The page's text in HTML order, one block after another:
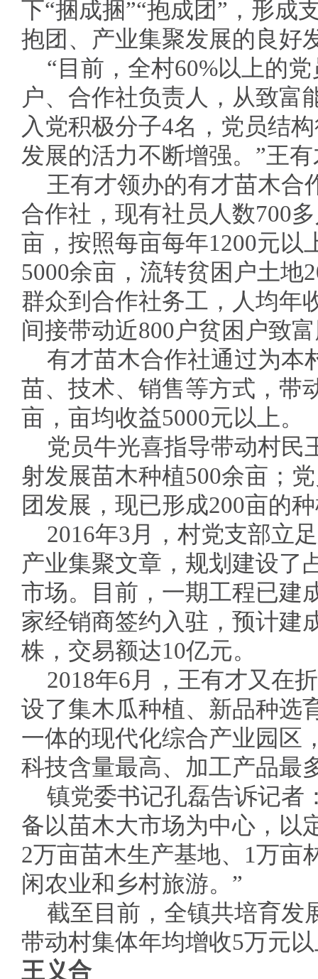
下“捆成捆”“抱成团”，形成
抱团、产业集聚发展的良好
“目前，全村60%以上的
户、合作社负责人，从致富
入党积极分子4名，党员结
发展的活力不断增强。”王
王有才领办的有才苗木合
合作社，现有社员人数700
亩，按照每亩每年1200元以
5000余亩，流转贫困户土地
群众到合作社务工，人均年
间接带动近800户贫困户致
有才苗木合作社通过为本
苗、技术、销售等方式，带
亩，亩均收益5000元以上。
党员牛光喜指导带动村民
射发展苗木种植500余亩；
团发展，现已形成200亩的
2016年3月，村党支部立
产业集聚文章，规划建设了
市场。目前，一期工程已建
家经销商签约入驻，预计建
株，交易额达10亿元。
2018年6月，王有才又在
设了集木瓜种植、新品种选
一体的现代化综合产业园区
科技含量最高、加工产品最
镇党委书记孔磊告诉记者
备以苗木大市场为中心，以
2万亩苗木生产基地、1万亩
闲农业和乡村旅游。”
截至目前，全镇共培育发
带动村集体年均增收5万元
王义合